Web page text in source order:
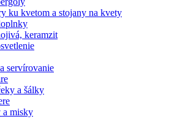
ku kvetom a stojany na kvety
keramzit
servírovanie
a šálky
a misky